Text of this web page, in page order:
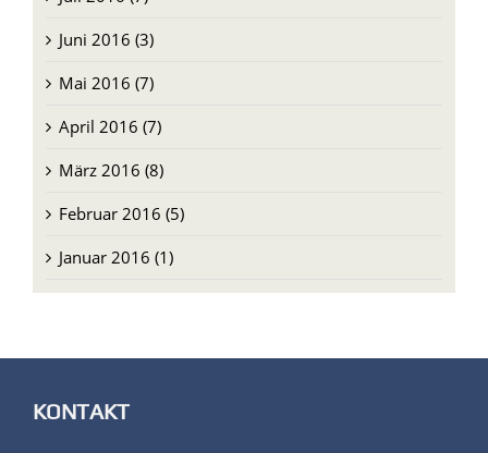
Juni 2016 (3)
Mai 2016 (7)
April 2016 (7)
März 2016 (8)
Februar 2016 (5)
Januar 2016 (1)
KONTAKT